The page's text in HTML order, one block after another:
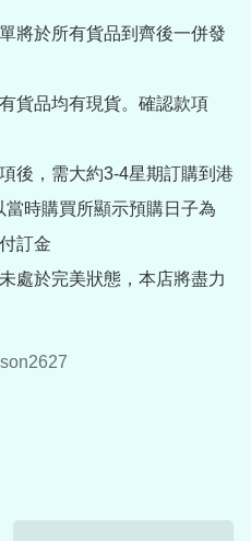
將於所有貨品到齊後一併發
貨品均有現貨。確認款項
後，需大約3-4星期訂購到港
時購買所顯示預購日子為
訂金
處於完美狀態，本店將盡力